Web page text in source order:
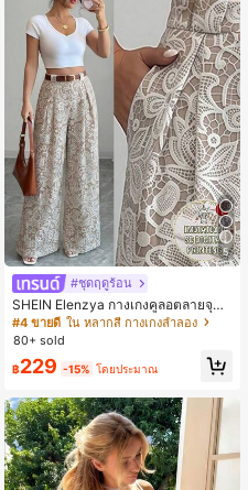
5
#ชุดฤดูร้อน
SHEIN Elenzya กางเกงคูลอตลายจุดเ
อวสูงแบบใหม่สำหรับฤดูใบไม้ผลิ/ฤดูร้อ
น, สไตล์หรูหราเหมาะสำหรับใส่ในชีวิต
ประจำวันและทำงาน, ให้ความรู้สึกวินเ
ทจสำหรับฤดูรับปริญญา, เทศกาลดนตร
ี, การแข่งม้าดาร์บี้, วันประกาศอิสรภาพ
#4 ขายดี ใน หลากสี กางเกงลำลอง
80+ sold
฿229 -15% โดยประมาณ